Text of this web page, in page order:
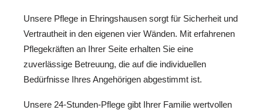
Unsere Pflege in Ehringshausen sorgt für Sicherheit und
Vertrautheit in den eigenen vier Wänden. Mit erfahrenen
Pflegekräften an Ihrer Seite erhalten Sie eine
zuverlässige Betreuung, die auf die individuellen
Bedürfnisse Ihres Angehörigen abgestimmt ist.
Unsere 24-Stunden-Pflege gibt Ihrer Familie wertvollen